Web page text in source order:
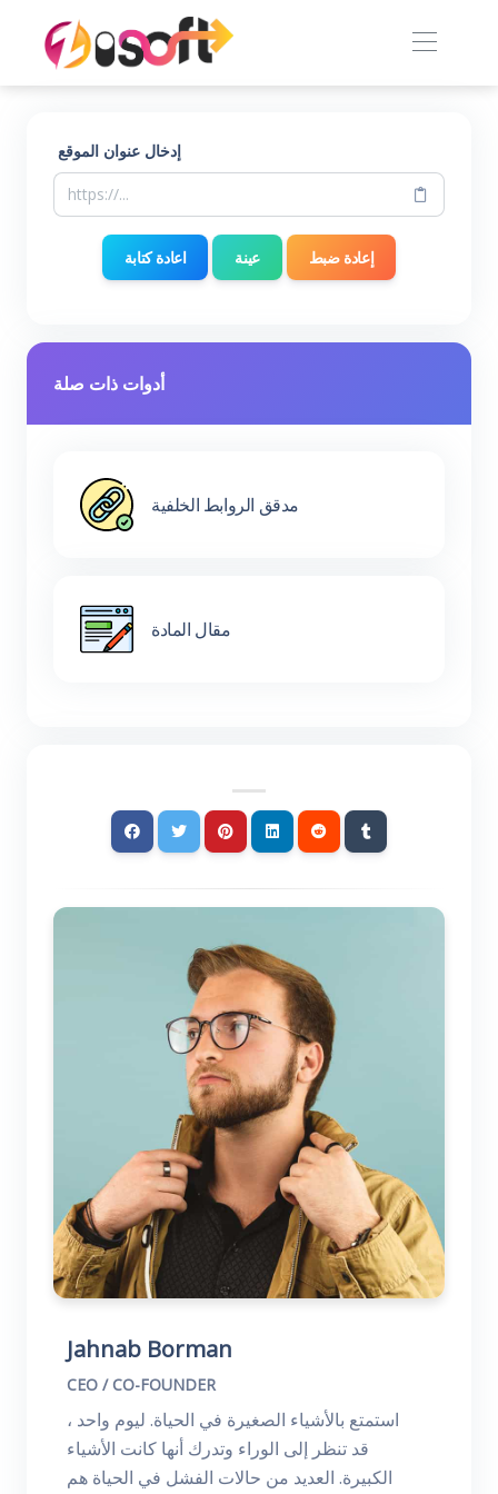
إدخال عنوان الموقع
اعادة كتابة عينة إعادة ضبط
أدوات ذات صلة
مدقق الروابط الخلفية
مقال المادة
Jahnab Borman
CEO / CO-FOUNDER
استمتع بالأشياء الصغيرة في الحياة. ليوم واحد ،
قد تنظر إلى الوراء وتدرك أنها كانت الأشياء
الكبيرة. العديد من حالات الفشل في الحياة هم